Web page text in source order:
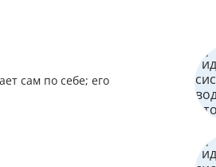
сам по себе; его